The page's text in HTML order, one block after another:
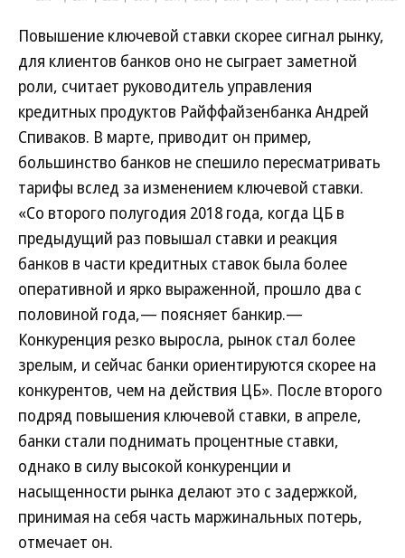
Повышение ключевой ставки скорее сигнал рынку,
для клиентов банков оно не сыграет заметной
роли, считает руководитель управления
кредитных продуктов Райффайзенбанка Андрей
Спиваков. В марте, приводит он пример,
большинство банков не спешило пересматривать
тарифы вслед за изменением ключевой ставки.
«Со второго полугодия 2018 года, когда ЦБ в
предыдущий раз повышал ставки и реакция
банков в части кредитных ставок была более
оперативной и ярко выраженной, прошло два с
половиной года,— поясняет банкир.—
Конкуренция резко выросла, рынок стал более
зрелым, и сейчас банки ориентируются скорее на
конкурентов, чем на действия ЦБ». После второго
подряд повышения ключевой ставки, в апреле,
банки стали поднимать процентные ставки,
однако в силу высокой конкуренции и
насыщенности рынка делают это с задержкой,
принимая на себя часть маржинальных потерь,
отмечает он.